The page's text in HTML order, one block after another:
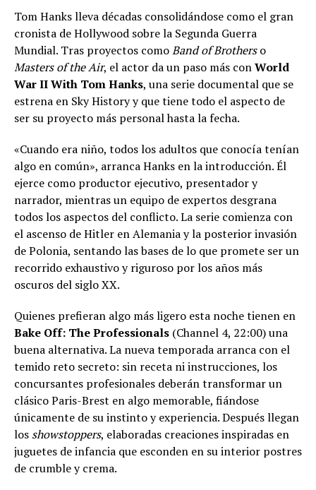
Tom Hanks lleva décadas consolidándose como el gran
cronista de Hollywood sobre la Segunda Guerra
Mundial. Tras proyectos comoBand of Brotherso
Masters of the Air, el actor da un paso más conWorld
War II With Tom Hanks, una serie documental que se
estrena en Sky History y que tiene todo el aspecto de
ser su proyecto más personal hasta la fecha.
«Cuando era niño, todos los adultos que conocía tenían
algo en común», arranca Hanks en la introducción. Él
ejerce como productor ejecutivo, presentador y
narrador, mientras un equipo de expertos desgrana
todos los aspectos del conflicto. La serie comienza con
el ascenso de Hitler en Alemania y la posterior invasión
de Polonia, sentando las bases de lo que promete ser un
recorrido exhaustivo y riguroso por los años más
oscuros del siglo XX.
Quienes prefieran algo más ligero esta noche tienen en
Bake Off: The Professionals (Channel 4, 22:00) una
buena alternativa. La nueva temporada arranca con el
temido reto secreto: sin receta ni instrucciones, los
concursantes profesionales deberán transformar un
clásico Paris-Brest en algo memorable, fiándose
únicamente de su instinto y experiencia. Después llegan
los showstoppers, elaboradas creaciones inspiradas en
juguetes de infancia que esconden en su interior postres
de crumble y crema.